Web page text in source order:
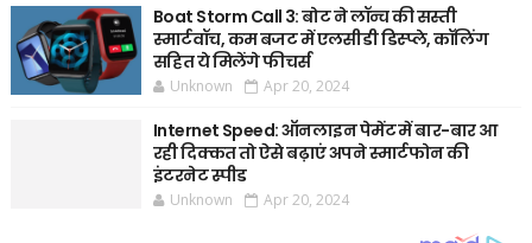
Boat Storm Call 3: बोट ने लॉन्च की सस्ती
स्मार्टवॉच, कम बजट में एलसीडी डिस्प्ले, कॉलिंग
सहित ये मिलेंगे फीचर्स
Unknown Apr 20, 2024
Internet Speed: ऑनलाइन पेमेंट में बार-बार आ
रही दिक्कत तो ऐसे बढ़ाएं अपने स्मार्टफोन की
इंटरनेट स्पीड
Unknown Apr 20, 2024